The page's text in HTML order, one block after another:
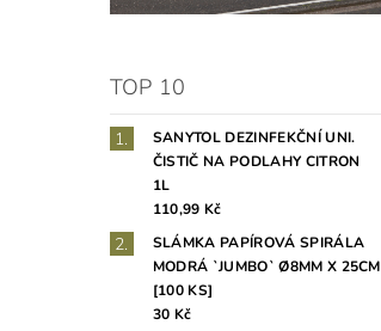
TOP 10
SANYTOL DEZINFEKČNÍ UNI.
ČISTIČ NA PODLAHY CITRON
1L
110,99 Kč
SLÁMKA PAPÍROVÁ SPIRÁLA
MODRÁ `JUMBO` Ø8MM X 25CM
[100 KS]
30 Kč